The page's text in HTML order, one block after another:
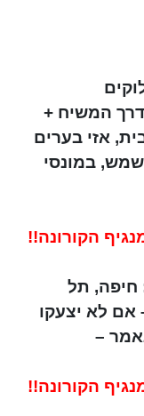
המשיח +
אזי בערים
במונסי
הקורונה!!
חיפה, תל
אם לא יצעקו
–
הקורונה!!